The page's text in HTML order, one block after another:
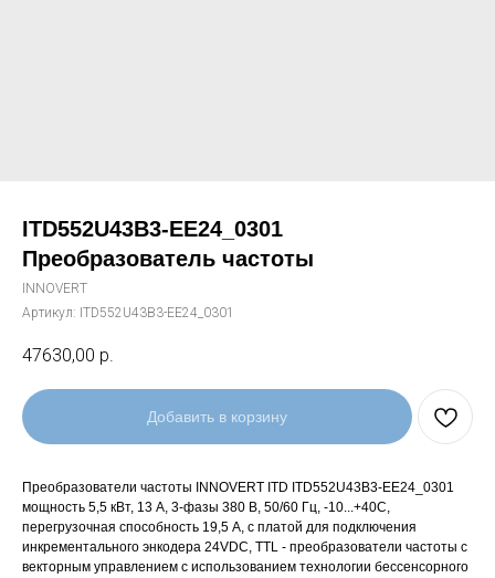
ITD552U43B3-EE24_0301
Преобразователь частоты
INNOVERT
Артикул: ITD552U43B3-EE24_0301
47630,00 р.
Добавить в корзину
Преобразователи частоты INNOVERT ITD ITD552U43B3-EE24_0301
мощность 5,5 кВт, 13 А, 3-фазы 380 В, 50/60 Гц, -10...+40С,
перегрузочная способность 19,5 А, с платой для подключения
инкрементального энкодера 24VDC, TTL - преобразователи частоты с
векторным управлением с использованием технологии бессенсорного